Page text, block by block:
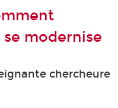
se modernise
chercheure